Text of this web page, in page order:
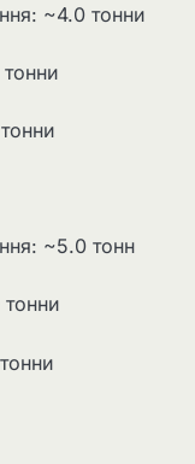
~4.0 тонни
~5.0 тонн